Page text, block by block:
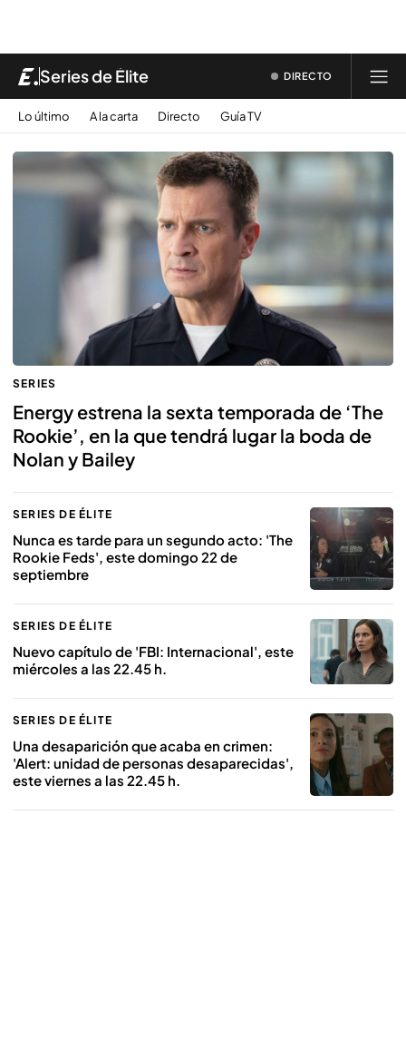
Series de Élite DIRECTO
Lo último A la carta Directo Guía TV
SERIES
Energy estrena la sexta temporada de ‘The
Rookie’, en la que tendrá lugar la boda de
Nolan y Bailey
SERIES DE ÉLITE
Nunca es tarde para un segundo acto: 'The
Rookie Feds', este domingo 22 de
septiembre
SERIES DE ÉLITE
Nuevo capítulo de 'FBI: Internacional', este
miércoles a las 22.45 h.
SERIES DE ÉLITE
Una desaparición que acaba en crimen:
'Alert: unidad de personas desaparecidas',
este viernes a las 22.45 h.